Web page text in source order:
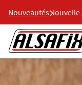
Nouveautés
Nouvelle